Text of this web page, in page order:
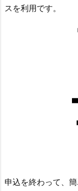
スを利用です。
申込を終わって、